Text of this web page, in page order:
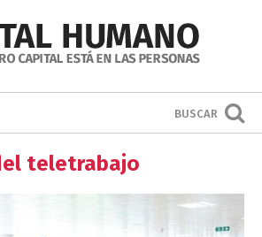
BUSCAR
teletrabajo